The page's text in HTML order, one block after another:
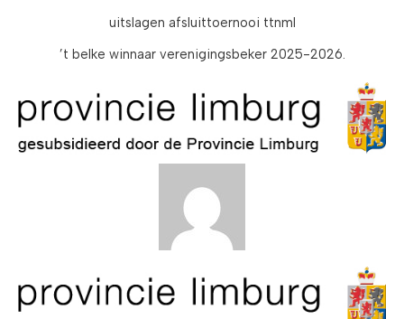
uitslagen afsluittoernooi ttnml
’t belke winnaar verenigingsbeker 2025-2026.